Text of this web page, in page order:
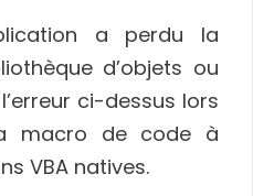
a perdu la
d’objets ou
ci-dessus lors
macro de code à
VBA natives.